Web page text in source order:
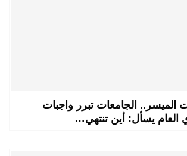
الميسر.. الجامعات تبرر واجبات
العام يسأل: أين تنتهي…